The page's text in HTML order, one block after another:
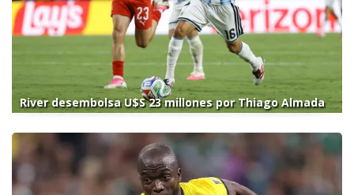
River desembolsa U$S 23 millones por Thiago Almada